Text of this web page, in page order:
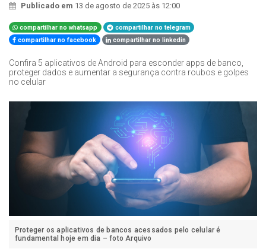
Publicado em 13 de agosto de 2025 às 12:00
compartilhar no whatsapp
compartilhar no telegram
compartilhar no facebook
compartilhar no linkedin
Confira 5 aplicativos de Android para esconder apps de banco,
proteger dados e aumentar a segurança contra roubos e golpes
no celular
Proteger os aplicativos de bancos acessados pelo celular é
fundamental hoje em dia – foto Arquivo